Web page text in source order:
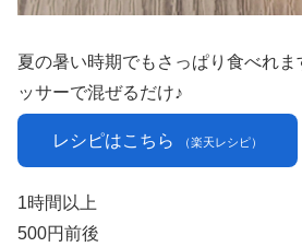
夏の暑い時期でもさっぱり食べれ
ッサーで混ぜるだけ♪
レシピはこちら （楽天レシピ）
1時間以上
500円前後